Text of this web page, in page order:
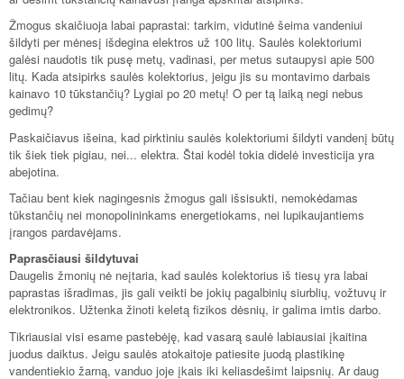
Žmogus skaičiuoja labai paprastai: tarkim, vidutinė šeima vandeniui
šildyti per mėnesį išdegina elektros už 100 litų. Saulės kolektoriumi
galėsi naudotis tik pusę metų, vadinasi, per metus sutaupysi apie 500
litų. Kada atsipirks saulės kolektorius, jeigu jis su montavimo darbais
kainavo 10 tūkstančių? Lygiai po 20 metų! O per tą laiką negi nebus
gedimų?
Paskaičiavus išeina, kad pirktiniu saulės kolektoriumi šildyti vandenį būtų
tik šiek tiek pigiau, nei... elektra. Štai kodėl tokia didelė investicija yra
abejotina.
Tačiau bent kiek nagingesnis žmogus gali išsisukti, nemokėdamas
tūkstančių nei monopolininkams energetiokams, nei lupikaujantiems
įrangos pardavėjams.
Paprasčiausi šildytuvai
Daugelis žmonių nė neįtaria, kad saulės kolektorius iš tiesų yra labai
paprastas išradimas, jis gali veikti be jokių pagalbinių siurblių, vožtuvų ir
elektronikos. Užtenka žinoti keletą fizikos dėsnių, ir galima imtis darbo.
Tikriausiai visi esame pastebėję, kad vasarą saulė labiausiai įkaitina
juodus daiktus. Jeigu saulės atokaitoje patiesite juodą plastikinę
vandentiekio žarną, vanduo joje įkais iki keliasdešimt laipsnių. Ar daug